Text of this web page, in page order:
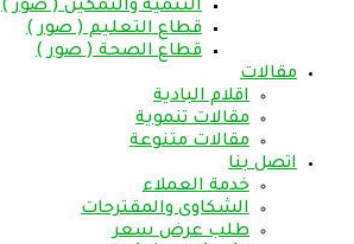
التنمية والتمكين ( صور )
قطاع التعليم ( صور )
قطاع الصحة ( صور )
مقالات
اقلام البادية
مقالات تنموية
مقالات متنوعة
اتصل بنا
خدمة العملاء
الشكاوى والمقترحات
طلب عرض سعر